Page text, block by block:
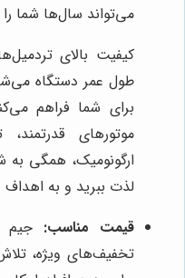
می‌تواند سال‌ها شما
کیفیت بالای
طول عمر دستگاه
برای شما فراهم
موتورهای
ارگونومیک، همگی به
لذت ببرید و به
قیمت مناسب: جیم
تخفیف‌های ویژه،